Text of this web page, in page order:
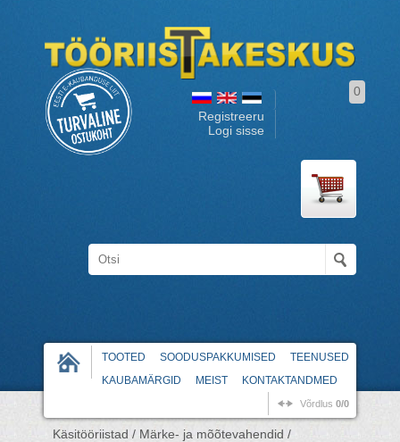
Registreeru
Logi sisse
0
TOOTED SOODUSPAKKUMISED
TEENUSED
KAUBAMÄRGID
MEIST KONTAKTANDMED
Võrdlus 0/0
Käsitööriistad / Märke- ja mõõtevahendid /